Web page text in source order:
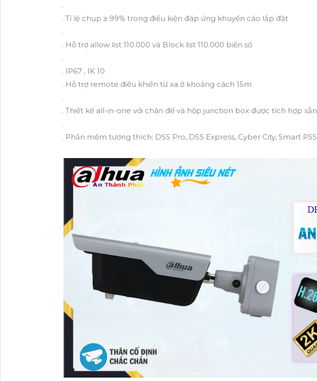
.
. Tỉ lệ chụp ≥ 99% trong điều kiện đáp ứng khuyến cáo lắp đặt
.
. Hỗ trợ allow list 110.000 và Block list 110.000 biển số
.
. IP67 , IK 10
. Hỗ trợ remote điều khiển từ xa ở khoảng cách 15m
.
. Thiết kế all-in-one với chân đế và hộp junction box được tích hợp sẵn
.
. Phần mềm tương thích: DSS Pro, DSS Express, Cyber City, Smart PSS